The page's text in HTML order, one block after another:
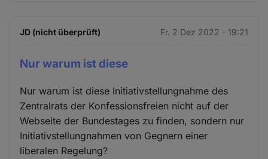
JD (nicht überprüft) Fr. 2 Dez 2022 - 19:21
Nur warum ist diese
Nur warum ist diese Initiativstellungnahme des
Zentralrats der Konfessionsfreien nicht auf der
Webseite der Bundestages zu finden, sondern nur
Initiativstellungnahmen von Gegnern einer
liberalen Regelung?